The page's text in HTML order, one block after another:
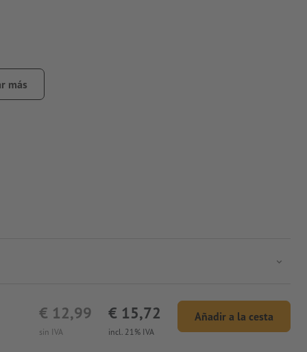
más
sin IVA
€ 12,99
incl. 21% IVA
€ 15,72 Añadir a la cesta